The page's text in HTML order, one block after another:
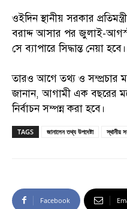
ওইদিন স্থানীয় সরকার
বরাদ্দ আসার পর জুলাই-
সে ব্যাপারে সিদ্ধান্ত নেয়া হবে।
তারও আগে তথ্য ও সম্প্রচার
জানান, আগামী এক বছরের
নির্বাচন সম্পন্ন করা হবে।
TAGS জানালেন তথ্য উপদেষ্টা স্থানীয়
Facebook